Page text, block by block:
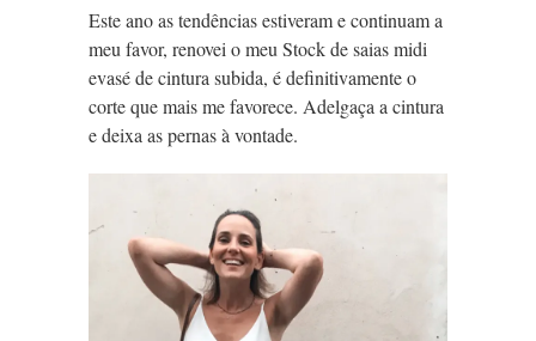
Este ano as tendências estiveram e continuam a
meu favor, renovei o meu Stock de saias midi
evasé de cintura subida, é definitivamente o
corte que mais me favorece. Adelgaça a cintura
e deixa as pernas à vontade.